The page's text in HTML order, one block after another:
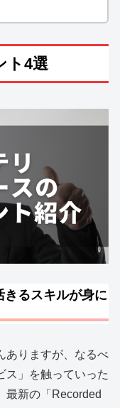
ト4選
るスキルが身に
ありますが、なるべ
ス」を触っていった
最新の「Recorded